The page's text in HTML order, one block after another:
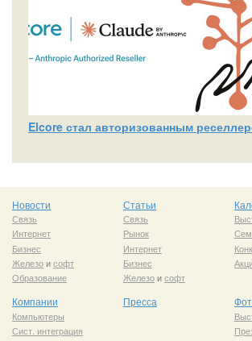
Elcore стал авторизованным
Новости
Связь
Интернет
Бизнес
Железоисофт
Образование
Статьи
Связь
Рынок
Интернет
Бизнес
Железоисофт
Компании
Компьютеры
Сист. интеграция
Пресса